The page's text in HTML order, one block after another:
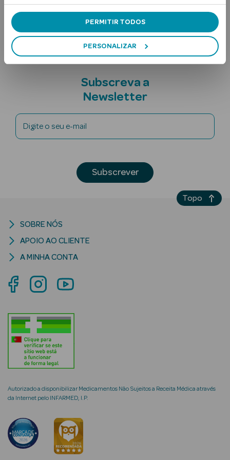
PERMITIR TODOS
PERSONALIZAR
Corpo
Rosto e
Ver Tudo
Cosmética
Rosto
Hidratantes
Séruns Faciais
Creme de Olhos
Anti-
envelhecimento
Nota adicional
Subscreva a
Newsletter
Digite o seu e-mail
Subscrever
Autorizado a disponibilizar Medicamentos Não Sujeitos a Receita Médica através
da Internet pelo INFARMED, I.P.
SOBRE NÓS
APOIO AO CLIENTE
A MINHA CONTA
Topo